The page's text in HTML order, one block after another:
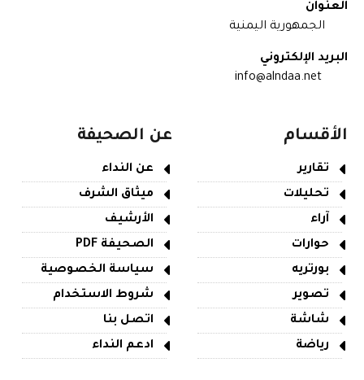
العنوان
الجمهورية اليمنية
البريد الإلكتروني
info@alndaa.net
الأقسام
تقارير
تحليلات
آراء
حوارات
بورتريه
تصوير
شاشة
رياضة
عن الصحيفة
عن النداء
ميثاق الشرف
الأرشيف
الصحيفة PDF
سياسة الخصوصية
شروط الاستخدام
اتصل بنا
ادعم النداء